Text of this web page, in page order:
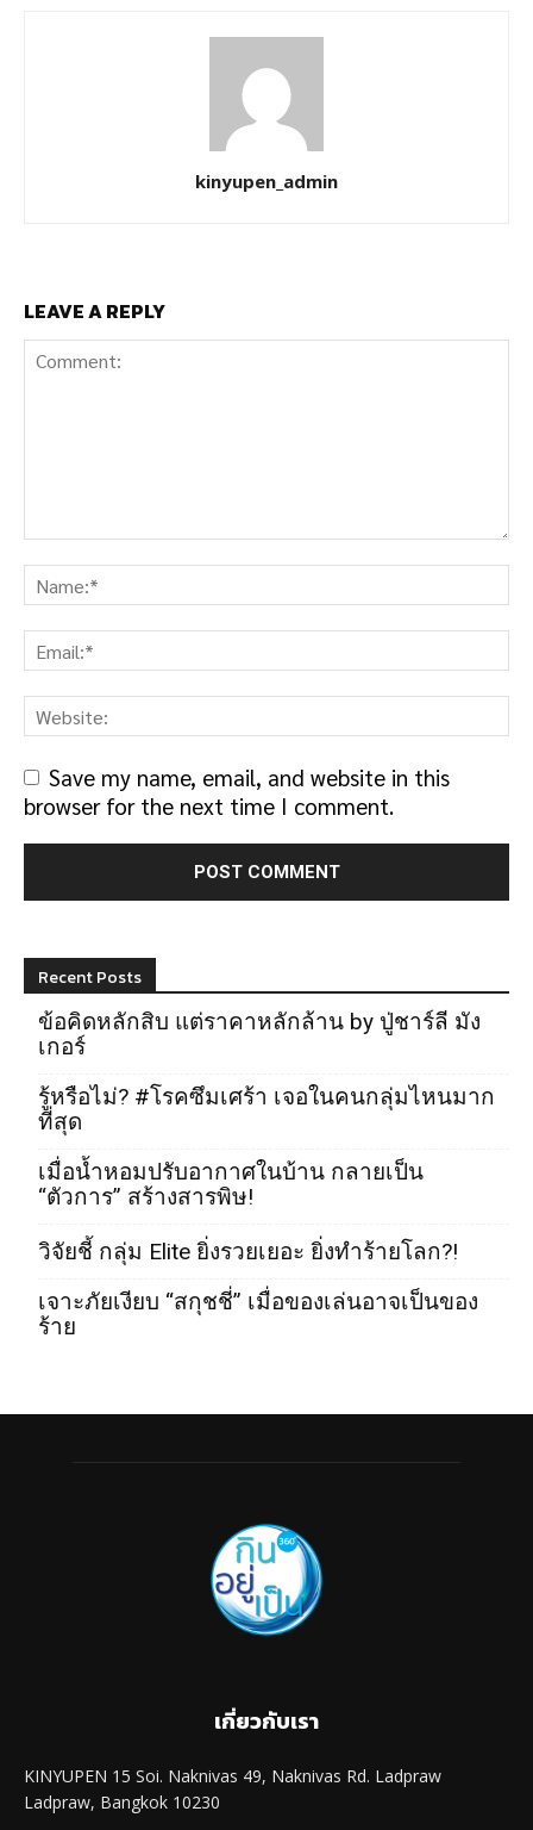
kinyupen_admin
LEAVE A REPLY
Save my name, email, and website in this
browser for the next time I comment.
Recent Posts
ข้อคิดหลักสิบ แต่ราคาหลักล้าน by ปู่ชาร์ลี มัง
เกอร์
รู้หรือไม่? #โรคซึมเศร้า เจอในคนกลุ่มไหนมาก
ที่สุด
เมื่อน้ำหอมปรับอากาศในบ้าน กลายเป็น
“ตัวการ” สร้างสารพิษ!
วิจัยชี้ กลุ่ม Elite ยิ่งรวยเยอะ ยิ่งทำร้ายโลก?!
เจาะภัยเงียบ “สกุชชี่” เมื่อของเล่นอาจเป็นของ
ร้าย
เกี่ยวกับเรา
KINYUPEN 15 Soi. Naknivas 49, Naknivas Rd. Ladpraw
Ladpraw, Bangkok 10230